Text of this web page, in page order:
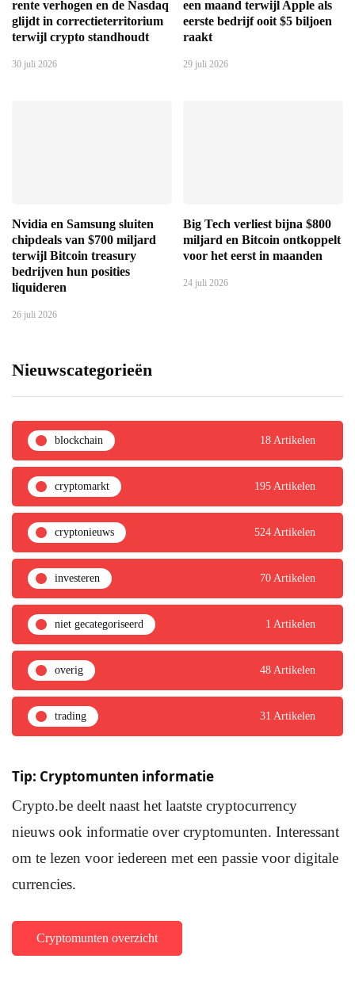
rente verhogen en de Nasdaq
glijdt in correctieterritorium
terwijl crypto standhoudt
30 juli 2026
een maand terwijl Apple als
eerste bedrijf ooit $5 biljoen
raakt
29 juli 2026
Nvidia en Samsung sluiten
chipdeals van $700 miljard
terwijl Bitcoin treasury
bedrijven hun posities
liquideren
26 juli 2026
Big Tech verliest bijna $800
miljard en Bitcoin ontkoppelt
voor het eerst in maanden
24 juli 2026
Nieuwscategorieën
blockchain 18 Artikelen
cryptomarkt 195 Artikelen
cryptonieuws 524 Artikelen
investeren 70 Artikelen
niet gecategoriseerd 1 Artikelen
overig 48 Artikelen
trading 31 Artikelen
Tip: Cryptomunten informatie
Crypto.be deelt naast het laatste cryptocurrency
nieuws ook informatie over cryptomunten. Interessant
om te lezen voor iedereen met een passie voor digitale
currencies.
Cryptomunten overzicht